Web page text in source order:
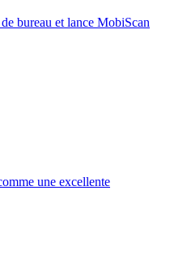
bureau et lance MobiScan
une excellente